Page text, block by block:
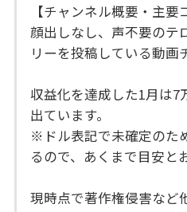
【チャンネル概要・主要
顔出しなし、声不要のテ
リーを投稿している動画
収益化を達成した1月は7
出ています。
※ドル表記で未確定のた
るので、あくまで目安と
現時点で著作権侵害など